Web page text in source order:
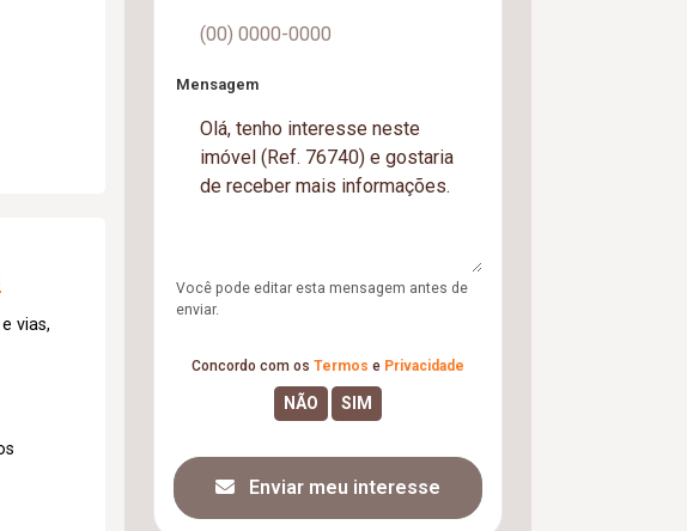
vias,
Mensagem
Você pode editar esta mensagem antes de
enviar.
Concordo com os Termos e Privacidade
Enviar meu interesse